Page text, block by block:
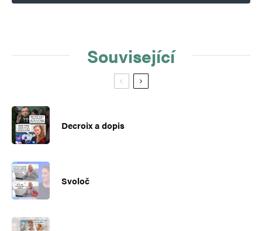
Související
Decroix a dopis
Svoloč